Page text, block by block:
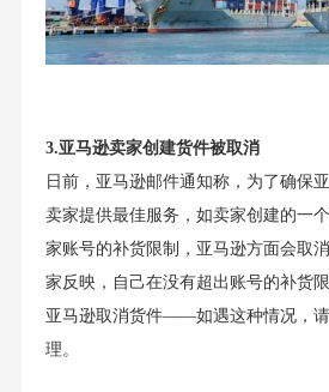
3.亚马逊卖家创建货件被取消
日前，亚马逊邮件通知称，为了确保
卖家提供最佳服务，如卖家创建的一
家账号的补货限制，亚马逊方面会取
家反映，自己在没有超出账号的补货
亚马逊取消货件——如遇这种情况，
理。